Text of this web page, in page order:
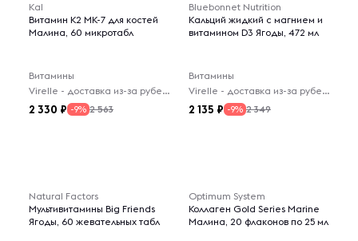
Kal
Витамин K2 MK-7 для костей
Малина, 60 микротабл
Витамины
Virelle - доставка из-за рубежа
2 330 -9% 2 563
Bluebonnet Nutrition
Кальций жидкий с магнием и
витамином D3 Ягоды, 472 мл
Витамины
Virelle - доставка из-за рубежа
2 135 -9% 2 349
Natural Factors
Мультивитамины Big Friends
Ягоды, 60 жевательных табл
Optimum System
Коллаген Gold Series Marine
Малина, 20 флаконов по 25 мл